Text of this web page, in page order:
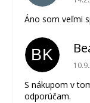
Áno som veľmi
BK
S nákupom v
odporúčam.